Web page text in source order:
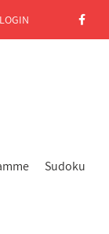
Sudoku
LOGIN